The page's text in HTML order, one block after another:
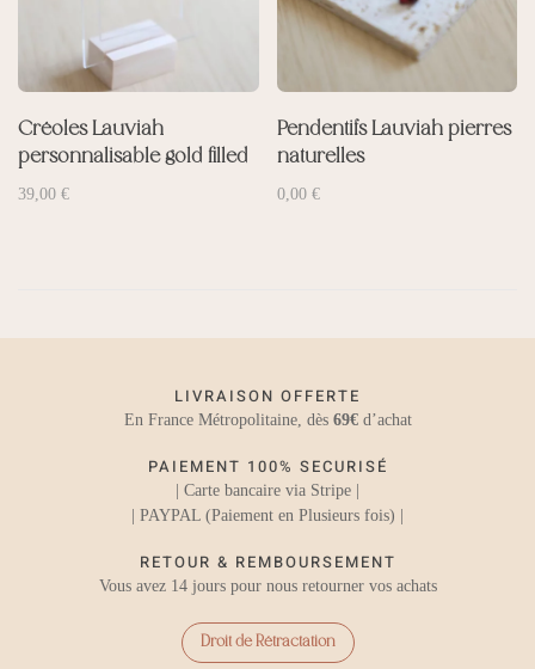
Créoles Lauviah
personnalisable gold filled
39,00 €
Pendentifs Lauviah pierres
naturelles
0,00 €
LIVRAISON OFFERTE
En France Métropolitaine, dès 69€d’achat
PAIEMENT 100% SECURISÉ
| Carte bancaire via Stripe |
| PAYPAL (Paiement en Plusieurs fois) |
RETOUR & REMBOURSEMENT
Vous avez 14 jours pour nous retourner vos achats
Droit de Rétractation